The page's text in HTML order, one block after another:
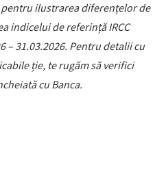
ilustrarea diferențelor de
indicelui de referință IRCC
– 31.03.2026. Pentru detalii cu
ție, te rugăm să verifici
cu Banca.